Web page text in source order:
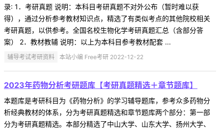
录: 1．考研真题 说明：本科目考研真题不对外公布（暂时难以获
得），通过分析参考教材知识点，精选了有类似考点的其他院校相关
考研真题，以供参考。全国名校生物化学考研真题汇总（含部分答
案） 2．教材教辅 说明：以上为本科目参考教材配套 ...
辅导考试考研资料 本站小编 Free考研 2022-12-22
2023年药物分析考研题库【考研真题精选＋章节题库】
本题库是考研科目为《药物分析》的学习辅导题库，参考众多药物分
析经典教材的体系，分为考研真题精选和章节题库两个部分：第一部
分为考研真题精选。本部分精选了中山大学、山东大学、扬州大学、